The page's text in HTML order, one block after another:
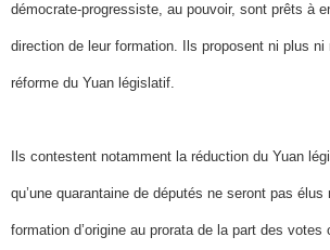
démocrate-progressiste, au pouvoir, sont prêts à
direction de leur formation. Ils proposent ni plus ni
réforme du Yuan législatif.
Ils contestent notamment la réduction du Yuan
qu’une quarantaine de députés ne seront pas
formation d’origine au prorata de la part des votes